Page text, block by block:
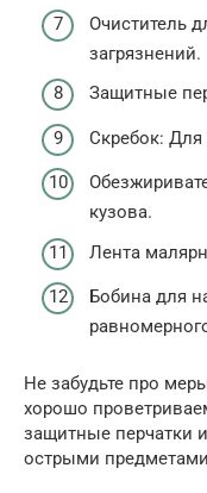
Очиститель
загрязнений.
Защитные
Скребок: Для
кузова.
Лента
Бобина для
Не забудьте про
хорошо
защитные перчатки
острыми